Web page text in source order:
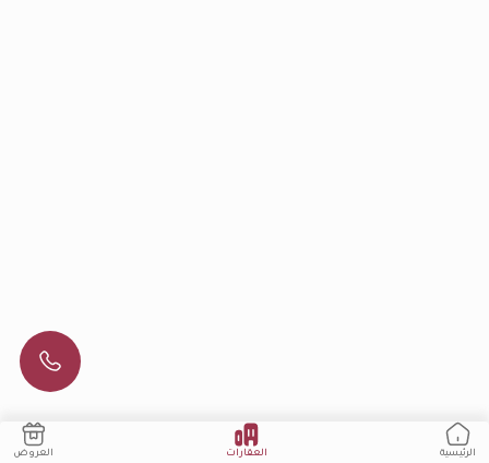
الرئيسية العقارات العروض